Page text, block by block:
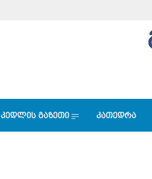
კედლის გაზეთი კათედრა